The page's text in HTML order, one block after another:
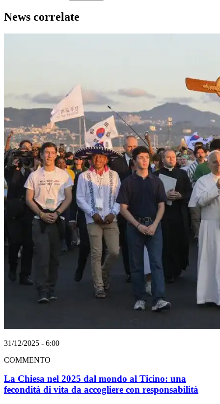
News correlate
31/12/2025 - 6:00
COMMENTO
La Chiesa nel 2025 dal mondo al Ticino: una
fecondità di vita da accogliere con responsabilità